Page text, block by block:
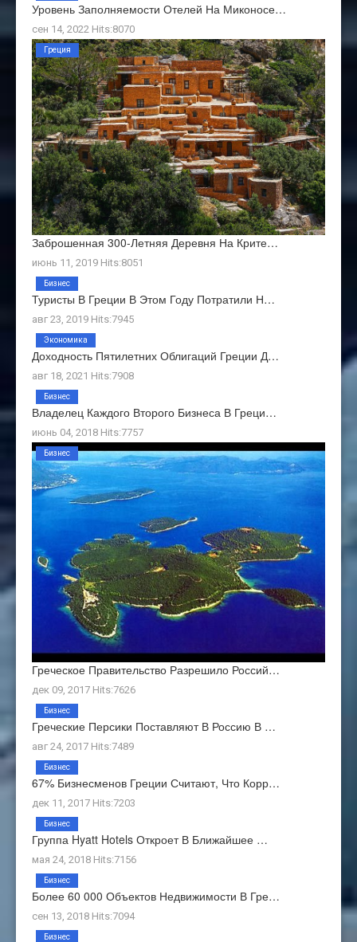
Уровень Заполняемости Отелей На Миконосе…
сен 14, 2022 Hits:8070
Заброшенная 300-Летняя Деревня На Крите…
июнь 11, 2019 Hits:8051
Греция
Туристы В Греции В Этом Году Потратили Н…
авг 23, 2019 Hits:7945
Бизнес
Доходность Пятилетних Облигаций Греции Д…
авг 18, 2021 Hits:7908
Экономика
Владелец Каждого Второго Бизнеса В Греци…
июнь 04, 2018 Hits:7757
Бизнес
Греческое Правительство Разрешило Россий…
дек 09, 2017 Hits:7626
Бизнес
Греческие Персики Поставляют В Россию В …
авг 24, 2017 Hits:7489
Бизнес
67% Бизнесменов Греции Считают, Что Корр…
дек 11, 2017 Hits:7203
Бизнес
Группа Hyatt Hotels Откроет В Ближайшее …
мая 24, 2018 Hits:7156
Бизнес
Более 60 000 Объектов Недвижимости В Гре…
сен 13, 2018 Hits:7094
Бизнес
Бизнес